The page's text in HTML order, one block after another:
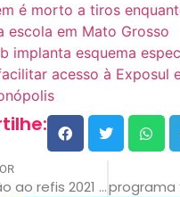
é morto a tiros
escola em Mato Grosso
implanta esquema
acesso à Exposul
adesão ao refis 2021 contabiliza mais de r$8 milhões aos cofres públicos de rondonópolis